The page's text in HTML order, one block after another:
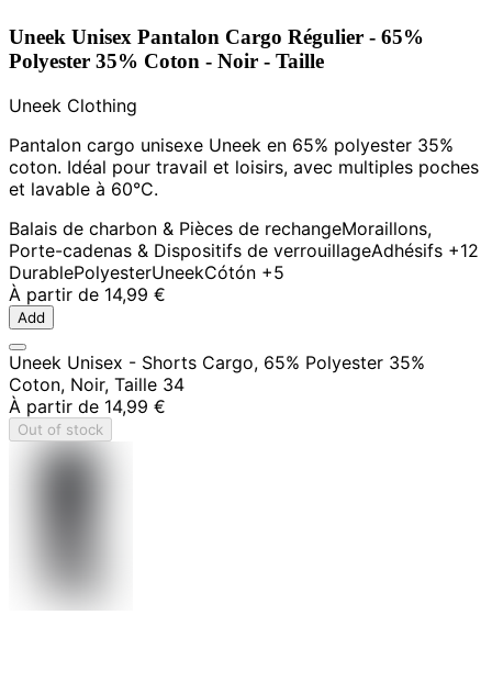
Uneek Unisex Pantalon Cargo Régulier - 65%
Polyester 35% Coton - Noir - Taille
Uneek Clothing
Pantalon cargo unisexe Uneek en 65% polyester 35%
coton. Idéal pour travail et loisirs, avec multiples poches
et lavable à 60°C.
Balais de charbon & Pièces de rechangeMoraillons,
Porte-cadenas & Dispositifs de verrouillageAdhésifs +12
DurablePolyesterUneekCótón +5
À partir de 14,99 €
Add
Uneek Unisex - Shorts Cargo, 65% Polyester 35%
Coton, Noir, Taille 34
À partir de 14,99 €
Out of stock